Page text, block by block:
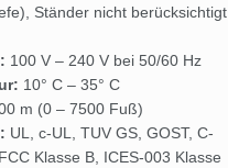
Ständer nicht berücksichtigt
100 V – 240 V bei 50/60 Hz
10° C – 35° C
m (0 – 7500 Fuß)
UL, c-UL, TUV GS, GOST, C-
Klasse B, ICES-003 Klasse